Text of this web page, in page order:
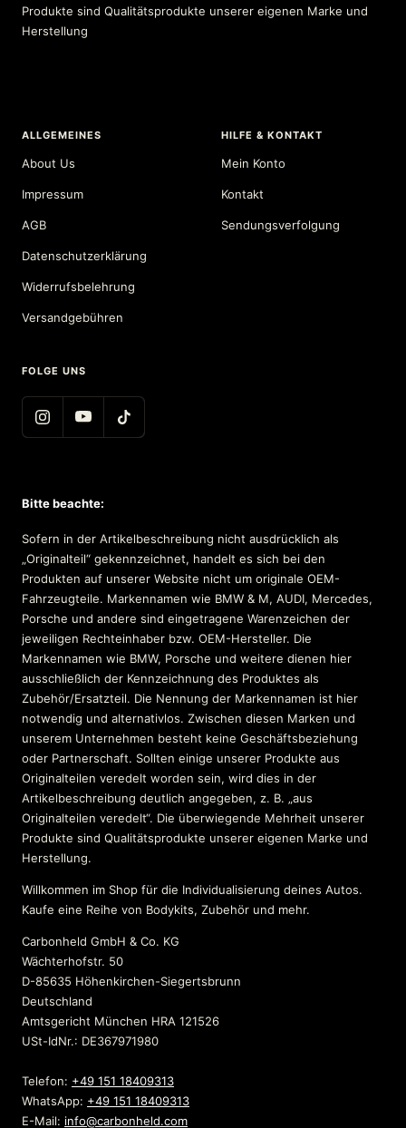
Produkte sind Qualitätsprodukte unserer eigenen Marke und
Herstellung
ALLGEMEINES
About Us
Impressum
AGB
Datenschutzerklärung
Widerrufsbelehrung
Versandgebühren
HILFE & KONTAKT
Mein Konto
Kontakt
Sendungsverfolgung
FOLGE UNS
Bitte beachte:
Sofern in der Artikelbeschreibung nicht ausdrücklich als
„Originalteil“ gekennzeichnet, handelt es sich bei den
Produkten auf unserer Website nicht um originale OEM-
Fahrzeugteile. Markennamen wie BMW & M, AUDI, Mercedes,
Porsche und andere sind eingetragene Warenzeichen der
jeweiligen Rechteinhaber bzw. OEM-Hersteller. Die
Markennamen wie BMW, Porsche und weitere dienen hier
ausschließlich der Kennzeichnung des Produktes als
Zubehör/Ersatzteil. Die Nennung der Markennamen ist hier
notwendig und alternativlos. Zwischen diesen Marken und
unserem Unternehmen besteht keine Geschäftsbeziehung
oder Partnerschaft. Sollten einige unserer Produkte aus
Originalteilen veredelt worden sein, wird dies in der
Artikelbeschreibung deutlich angegeben, z. B. „aus
Originalteilen veredelt“. Die überwiegende Mehrheit unserer
Produkte sind Qualitätsprodukte unserer eigenen Marke und
Herstellung.
Willkommen im Shop für die Individualisierung deines Autos.
Kaufe eine Reihe von Bodykits, Zubehör und mehr.
Carbonheld GmbH & Co. KG
Wächterhofstr. 50
D-85635 Höhenkirchen-Siegertsbrunn
Deutschland
Amtsgericht München HRA 121526
USt-IdNr.: DE367971980
Telefon: +49 151 18409313
WhatsApp: +49 151 18409313
E-Mail: info@carbonheld.com